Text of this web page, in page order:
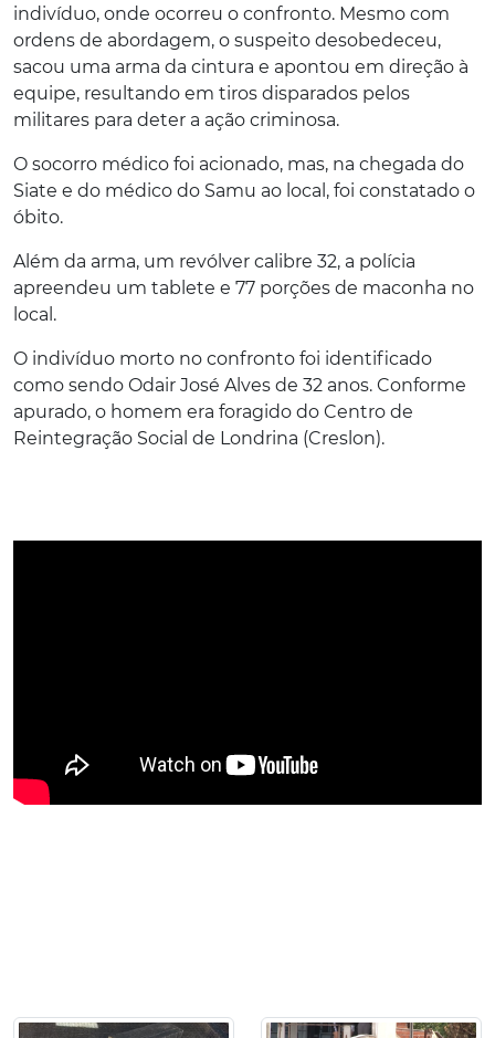
indivíduo, onde ocorreu o confronto. Mesmo com
ordens de abordagem, o suspeito desobedeceu,
sacou uma arma da cintura e apontou em direção à
equipe, resultando em tiros disparados pelos
militares para deter a ação criminosa.
O socorro médico foi acionado, mas, na chegada do
Siate e do médico do Samu ao local, foi constatado o
óbito.
Além da arma, um revólver calibre 32, a polícia
apreendeu um tablete e 77 porções de maconha no
local.
O indivíduo morto no confronto foi identificado
como sendo Odair José Alves de 32 anos. Conforme
apurado, o homem era foragido do Centro de
Reintegração Social de Londrina (Creslon).